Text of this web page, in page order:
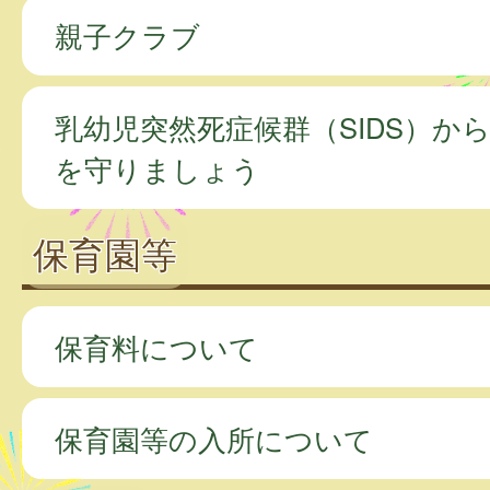
親子クラブ
乳幼児突然死症候群（SIDS）か
を守りましょう
保育園等
保育料について
保育園等の入所について